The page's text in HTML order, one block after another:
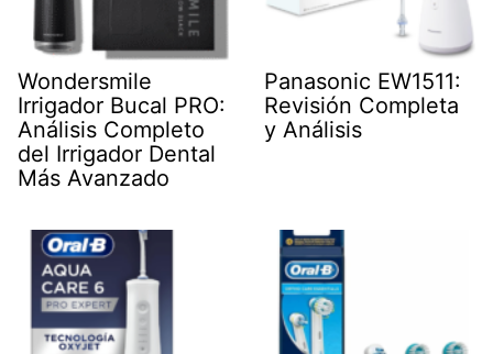
Wondersmile
Irrigador Bucal PRO:
Análisis Completo
del Irrigador Dental
Más Avanzado
Panasonic EW1511:
Revisión Completa
y Análisis